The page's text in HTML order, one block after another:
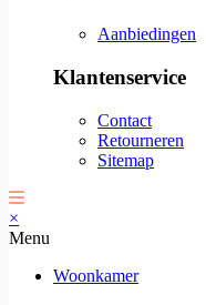
Aanbiedingen
Klantenservice
Contact
Retourneren
Sitemap
×
Menu
Woonkamer